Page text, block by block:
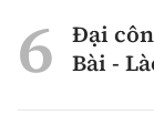
Đại
Bài -